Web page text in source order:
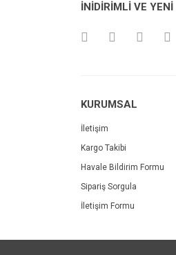
Ürün
İNİDİRİMLİ VE
KURUMSAL
İletişim
Kargo Takibi
Havale Bildirim Formu
Sipariş Sorgula
İletişim Formu